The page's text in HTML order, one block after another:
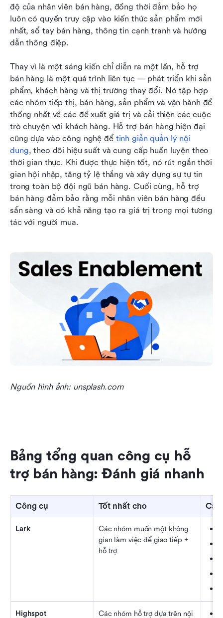
độ của nhân viên bán hàng, đồng thời đảm bảo họ
luôn có quyền truy cập vào kiến thức sản phẩm mới
nhất, sổ tay bán hàng, thông tin cạnh tranh và hướng
dẫn thông điệp.
Thay vì là một sáng kiến chỉ diễn ra một lần, hỗ trợ
bán hàng là một quá trình liên tục — phát triển khi sản
phẩm, khách hàng và thị trường thay đổi. Nó tập hợp
các nhóm tiếp thị, bán hàng, sản phẩm và vận hành để
thống nhất về các đề xuất giá trị và cải thiện các cuộc
trò chuyện với khách hàng. Hỗ trợ bán hàng hiện đại
cũng dựa vào công nghệ để tinh giản quản lý nội
dung, theo dõi hiệu suất và cung cấp huấn luyện theo
thời gian thực. Khi được thực hiện tốt, nó rút ngắn thời
gian hội nhập, tăng tỷ lệ thắng và xây dựng sự tự tin
trong toàn bộ đội ngũ bán hàng. Cuối cùng, hỗ trợ
bán hàng đảm bảo rằng mỗi nhân viên bán hàng đều
sẵn sàng và có khả năng tạo ra giá trị trong mọi tương
tác với người mua.
Nguồn hình ảnh: unsplash.com
Bảng tổng quan công cụ hỗ
trợ bán hàng: Đánh giá nhanh
Công cụ Tốt nhất cho Các
Lark
Các nhóm muốn một không
gian làm việc để giao tiếp +
hỗ trợ
Highspot Các nhóm hỗ trợ dựa trên nội